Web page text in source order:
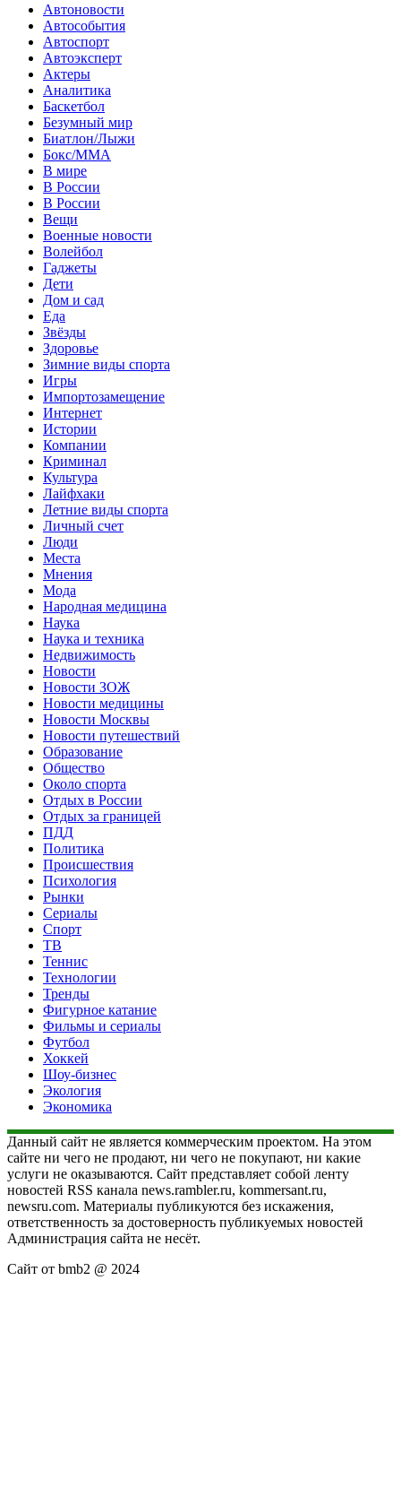
Автоновости
Автособытия
Автоспорт
Автоэксперт
Актеры
Аналитика
Баскетбол
Безумный мир
Биатлон/Лыжи
Бокс/MMA
В мире
В России
В России
Вещи
Военные новости
Волейбол
Гаджеты
Дети
Дом и сад
Еда
Звёзды
Здоровье
Зимние виды спорта
Игры
Импортозамещение
Интернет
Истории
Компании
Криминал
Культура
Лайфхаки
Летние виды спорта
Личный счет
Люди
Места
Мнения
Мода
Народная медицина
Наука
Наука и техника
Недвижимость
Новости
Новости ЗОЖ
Новости медицины
Новости Москвы
Новости путешествий
Образование
Общество
Около спорта
Отдых в России
Отдых за границей
ПДД
Политика
Происшествия
Психология
Рынки
Сериалы
Спорт
ТВ
Теннис
Технологии
Тренды
Фигурное катание
Фильмы и сериалы
Футбол
Хоккей
Шоу-бизнес
Экология
Экономика
Данный сайт не является коммерческим проектом. На этом
сайте ни чего не продают, ни чего не покупают, ни какие
услуги не оказываются. Сайт представляет собой ленту
новостей RSS канала news.rambler.ru, kommersant.ru,
newsru.com. Материалы публикуются без искажения,
ответственность за достоверность публикуемых новостей
Администрация сайта не несёт.
Сайт от bmb2 @ 2024